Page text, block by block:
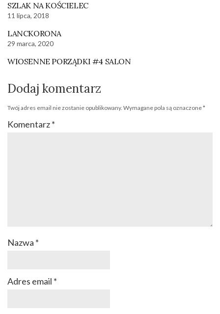
SZLAK NA KOŚCIELEC
11 lipca, 2018
LANCKORONA
29 marca, 2020
WIOSENNE PORZĄDKI #4 SALON
Dodaj komentarz
Twój adres email nie zostanie opublikowany. Wymagane pola są oznaczone*
Komentarz*
Nazwa *
Adres email *